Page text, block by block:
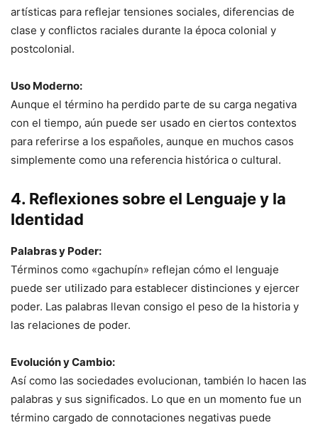
artísticas para reflejar tensiones sociales, diferencias de
clase y conflictos raciales durante la época colonial y
postcolonial.
Uso Moderno:
Aunque el término ha perdido parte de su carga negativa
con el tiempo, aún puede ser usado en ciertos contextos
para referirse a los españoles, aunque en muchos casos
simplemente como una referencia histórica o cultural.
4. Reflexiones sobre el Lenguaje y la
Identidad
Palabras y Poder:
Términos como «gachupín» reflejan cómo el lenguaje
puede ser utilizado para establecer distinciones y ejercer
poder. Las palabras llevan consigo el peso de la historia y
las relaciones de poder.
Evolución y Cambio:
Así como las sociedades evolucionan, también lo hacen las
palabras y sus significados. Lo que en un momento fue un
término cargado de connotaciones negativas puede